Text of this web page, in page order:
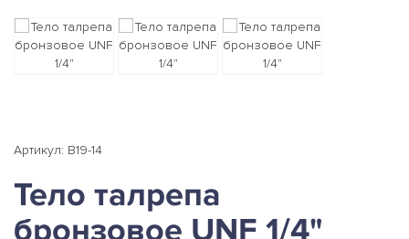
Артикул: B19-14
Тело талрепа
бронзовое UNF 1/4"